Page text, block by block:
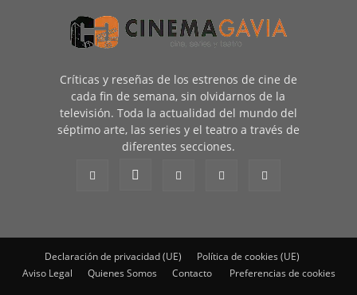
Críticas y reseñas de los estrenos de cine de
cada fin de semana, sin olvidarnos de la
televisión. Toda la actualidad del mundo del
séptimo arte, las series y el teatro a través de
diferentes secciones.
Declaración de privacidad (UE)
Política de cookies (UE)
Aviso Legal
Quienes Somos Contacto Preferencias de cookies